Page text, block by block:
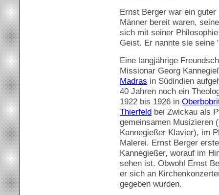
Ernst Berger war ein
Männer bereit waren,
sich mit seiner
Geist. Er nannte sie seine
Eine langjährige
Missionar Georg
Madras in Südindien
40 Jahren noch ein
1922 bis 1926 in
Thierfeld bei Zwickau als
gemeinsamen Musizieren
Kannegießer Klavier), im
Malerei. Ernst Berger
Kannegießer, worauf im
sehen ist. Obwohl Ernst
er sich an
gegeben wurden.